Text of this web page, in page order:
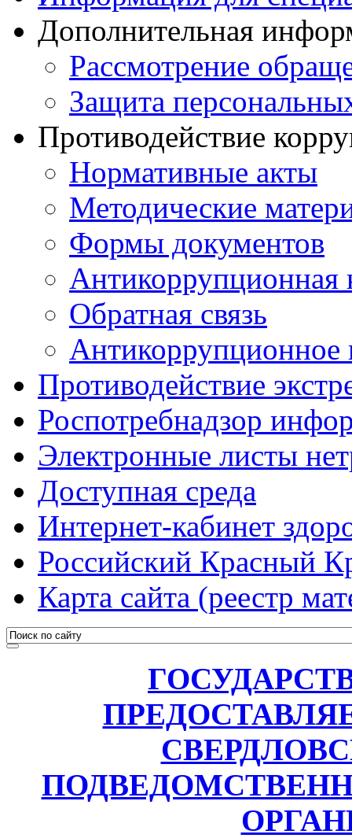
Дополнительная
Рассмотрение
Защита
Противодействие
Нормативные акты
Методические
Формы документов
Антикоррупционная
Обратная связь
Антикоррупционное
Противодействие
Роспотребнадзор
Электронные листы
Доступная среда
Интернет-кабинет
Российский Красный
Карта сайта (реестр